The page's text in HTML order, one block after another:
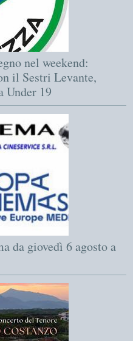
nel weekend:
il Sestri Levante,
Under 19
da giovedì 6 agosto a